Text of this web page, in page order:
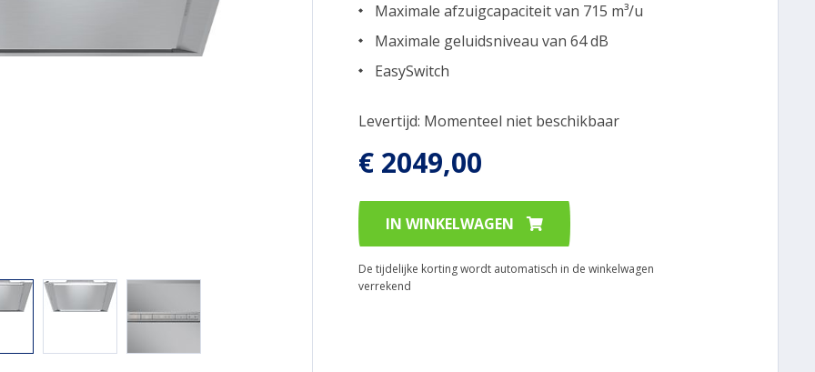
Levertijd: Momenteel niet beschikbaar
Maximale afzuigcapaciteit van 715 m³/u
Maximale geluidsniveau van 64 dB
EasySwitch
€ 2049,00
IN WINKELWAGEN
De tijdelijke korting wordt automatisch in de winkelwagen
verrekend